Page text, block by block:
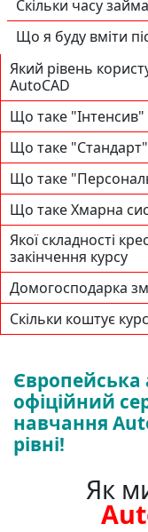
Скільки часу
Що я буду вміти
Який рівень
AutoCAD
Що таке "Інтенсив"
Що таке "Стандарт"
Що таке
Що таке Хмарна
Якої складності
закінчення курсу
Домогосподарка
Скільки коштує
Європейська
офіційний
навчання
рівні!
Як